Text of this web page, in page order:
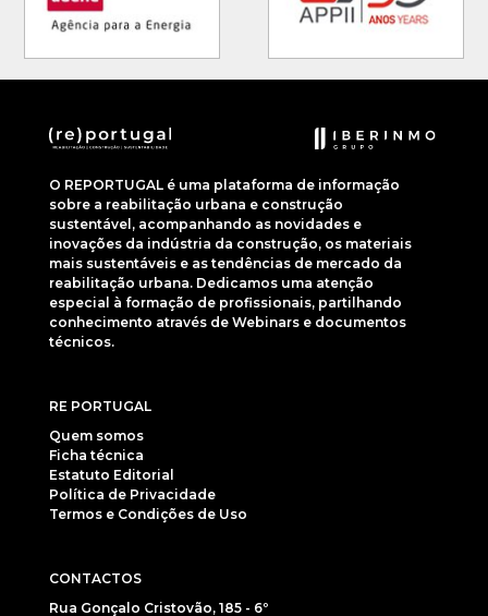
O REPORTUGAL é uma plataforma de informação
sobre a reabilitação urbana e construção
sustentável, acompanhando as novidades e
inovações da indústria da construção, os materiais
mais sustentáveis e as tendências de mercado da
reabilitação urbana. Dedicamos uma atenção
especial à formação de profissionais, partilhando
conhecimento através de Webinars e documentos
técnicos.
RE PORTUGAL
Quem somos
Ficha técnica
Estatuto Editorial
Política de Privacidade
Termos e Condições de Uso
CONTACTOS
Rua Gonçalo Cristovão, 185 - 6º